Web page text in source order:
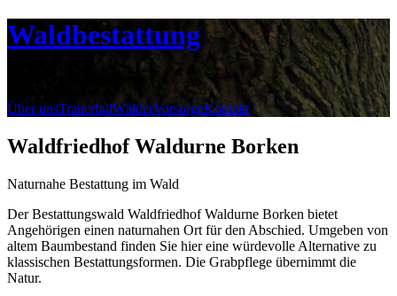
Waldbestattung
Über unsTrauerfallWälderVorsorgeKontakt
Waldfriedhof Waldurne Borken
Naturnahe Bestattung im Wald
Der Bestattungswald Waldfriedhof Waldurne Borken bietet
Angehörigen einen naturnahen Ort für den Abschied. Umgeben von
altem Baumbestand finden Sie hier eine würdevolle Alternative zu
klassischen Bestattungsformen. Die Grabpflege übernimmt die
Natur.